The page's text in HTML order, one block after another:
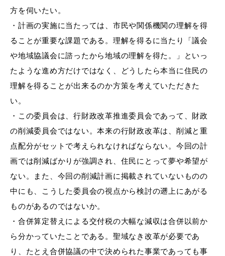
目的別の
窓口案内
募集情報
ダウンロード
電子申請
方を伺いたい。
・ 計画の実施に当たっては、市民や関係機関の理解を得
ることが重要な課題である。理解を得るに当たり「議会
や地域協議会に諮ったから地域の理解を得た。」といっ
たような進め方だけではなく、どうしたら本当に住民の
理解を得ることが出来るのか方策を考えていただきた
い。
・ この委員会は、行財政改革推進委員会であって、財政
の削減委員会ではない。本来の行財政改革は、削減と重
点配分がセットで考えられなければならない。今回の計
画では削減ばかりが強調され、住民にとって夢や希望が
ない。また、今回の削減計画に掲載されていないものの
中にも、こうした委員会の視点から検討の遡上にあがる
ものがあるのではないか。
・ 合併算定替えによる交付税の大幅な減収は合併以前か
ら分かっていたことである。聖域なき改革が必要であ
り、たとえ合併協議の中で決められた事業であっても事